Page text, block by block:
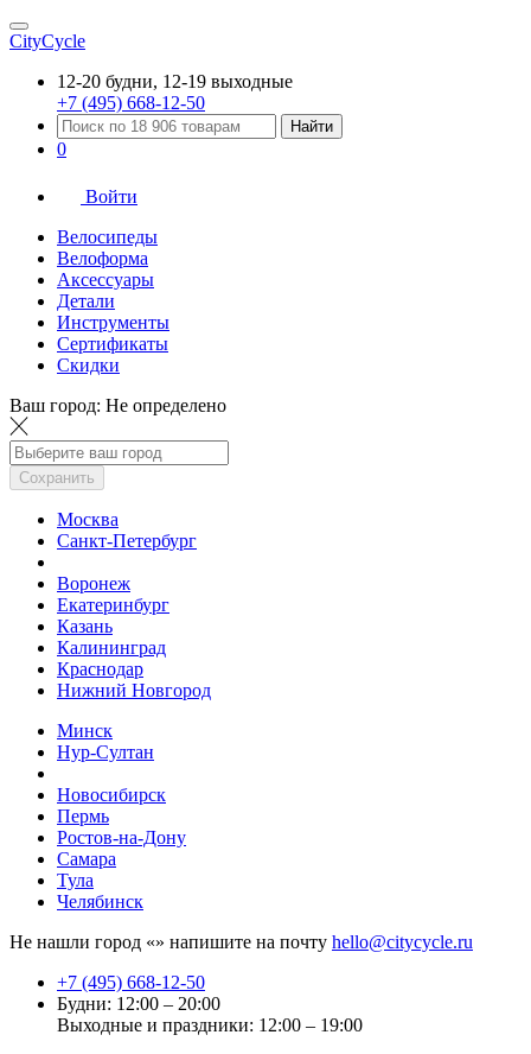
CityCycle
12-20 будни, 12-19 выходные
+7 (495) 668-12-50
Найти
0
Войти
Велосипеды
Велоформа
Аксессуары
Детали
Инструменты
Сертификаты
Скидки
Ваш город: Не определено
Сохранить
Москва
Санкт-Петербург
Воронеж
Екатеринбург
Казань
Калининград
Краснодар
Нижний Новгород
Минск
Нур-Султан
Новосибирск
Пермь
Ростов-на-Дону
Самара
Тула
Челябинск
Не нашли город «» напишите на почту hello@citycycle.ru
+7 (495) 668-12-50
Будни: 12:00 – 20:00
Выходные и праздники: 12:00 – 19:00